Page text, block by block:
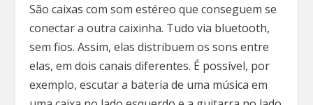
São caixas com som estéreo que conseguem se
conectar a outra caixinha. Tudo via bluetooth,
sem fios. Assim, elas distribuem os sons entre
elas, em dois canais diferentes. É possível, por
exemplo, escutar a bateria de uma música em